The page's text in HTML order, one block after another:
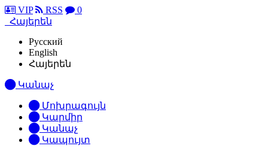
VIP RSS
0
Հայերեն
Русский
English
Հայերեն
Կանաչ
Մոխրագույն
Կարմիր
Կանաչ
Կապույտ